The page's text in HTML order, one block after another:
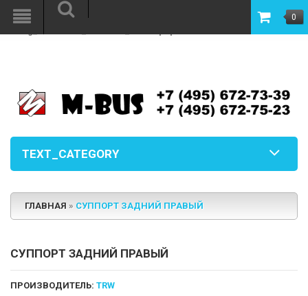
: file_put_contents(/www/mbus/image.php): failed to open stream:
Permission denied in
/www/mbus/vqmod/vqcache/vq2-
0
TEXT_CATEGORY
ГЛАВНАЯ » СУППОРТ ЗАДНИЙ ПРАВЫЙ
СУППОРТ ЗАДНИЙ ПРАВЫЙ
ПРОИЗВОДИТЕЛЬ: TRW